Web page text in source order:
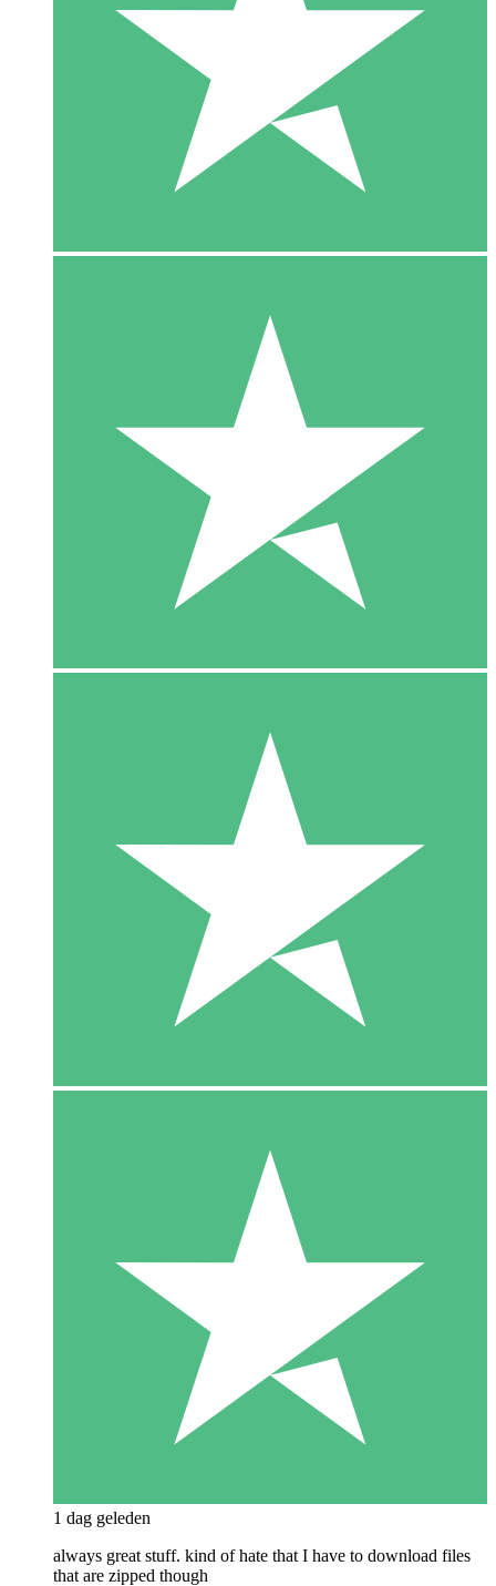
1 dag geleden
always great stuff. kind of hate that I have to download files
that are zipped though